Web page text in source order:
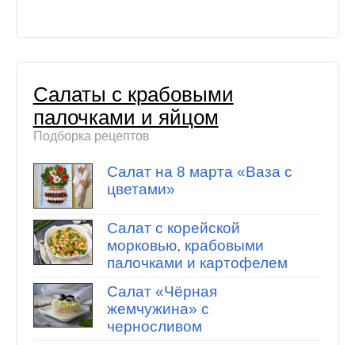
Салаты с крабовыми
палочками и яйцом
Подборка рецептов
Салат на 8 марта «Ваза с
цветами»
Салат с корейской
морковью, крабовыми
палочками и картофелем
Салат «Чёрная
жемчужина» с
черносливом